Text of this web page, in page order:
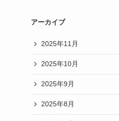
アーカイブ
2025年11月
2025年10月
2025年9月
2025年8月